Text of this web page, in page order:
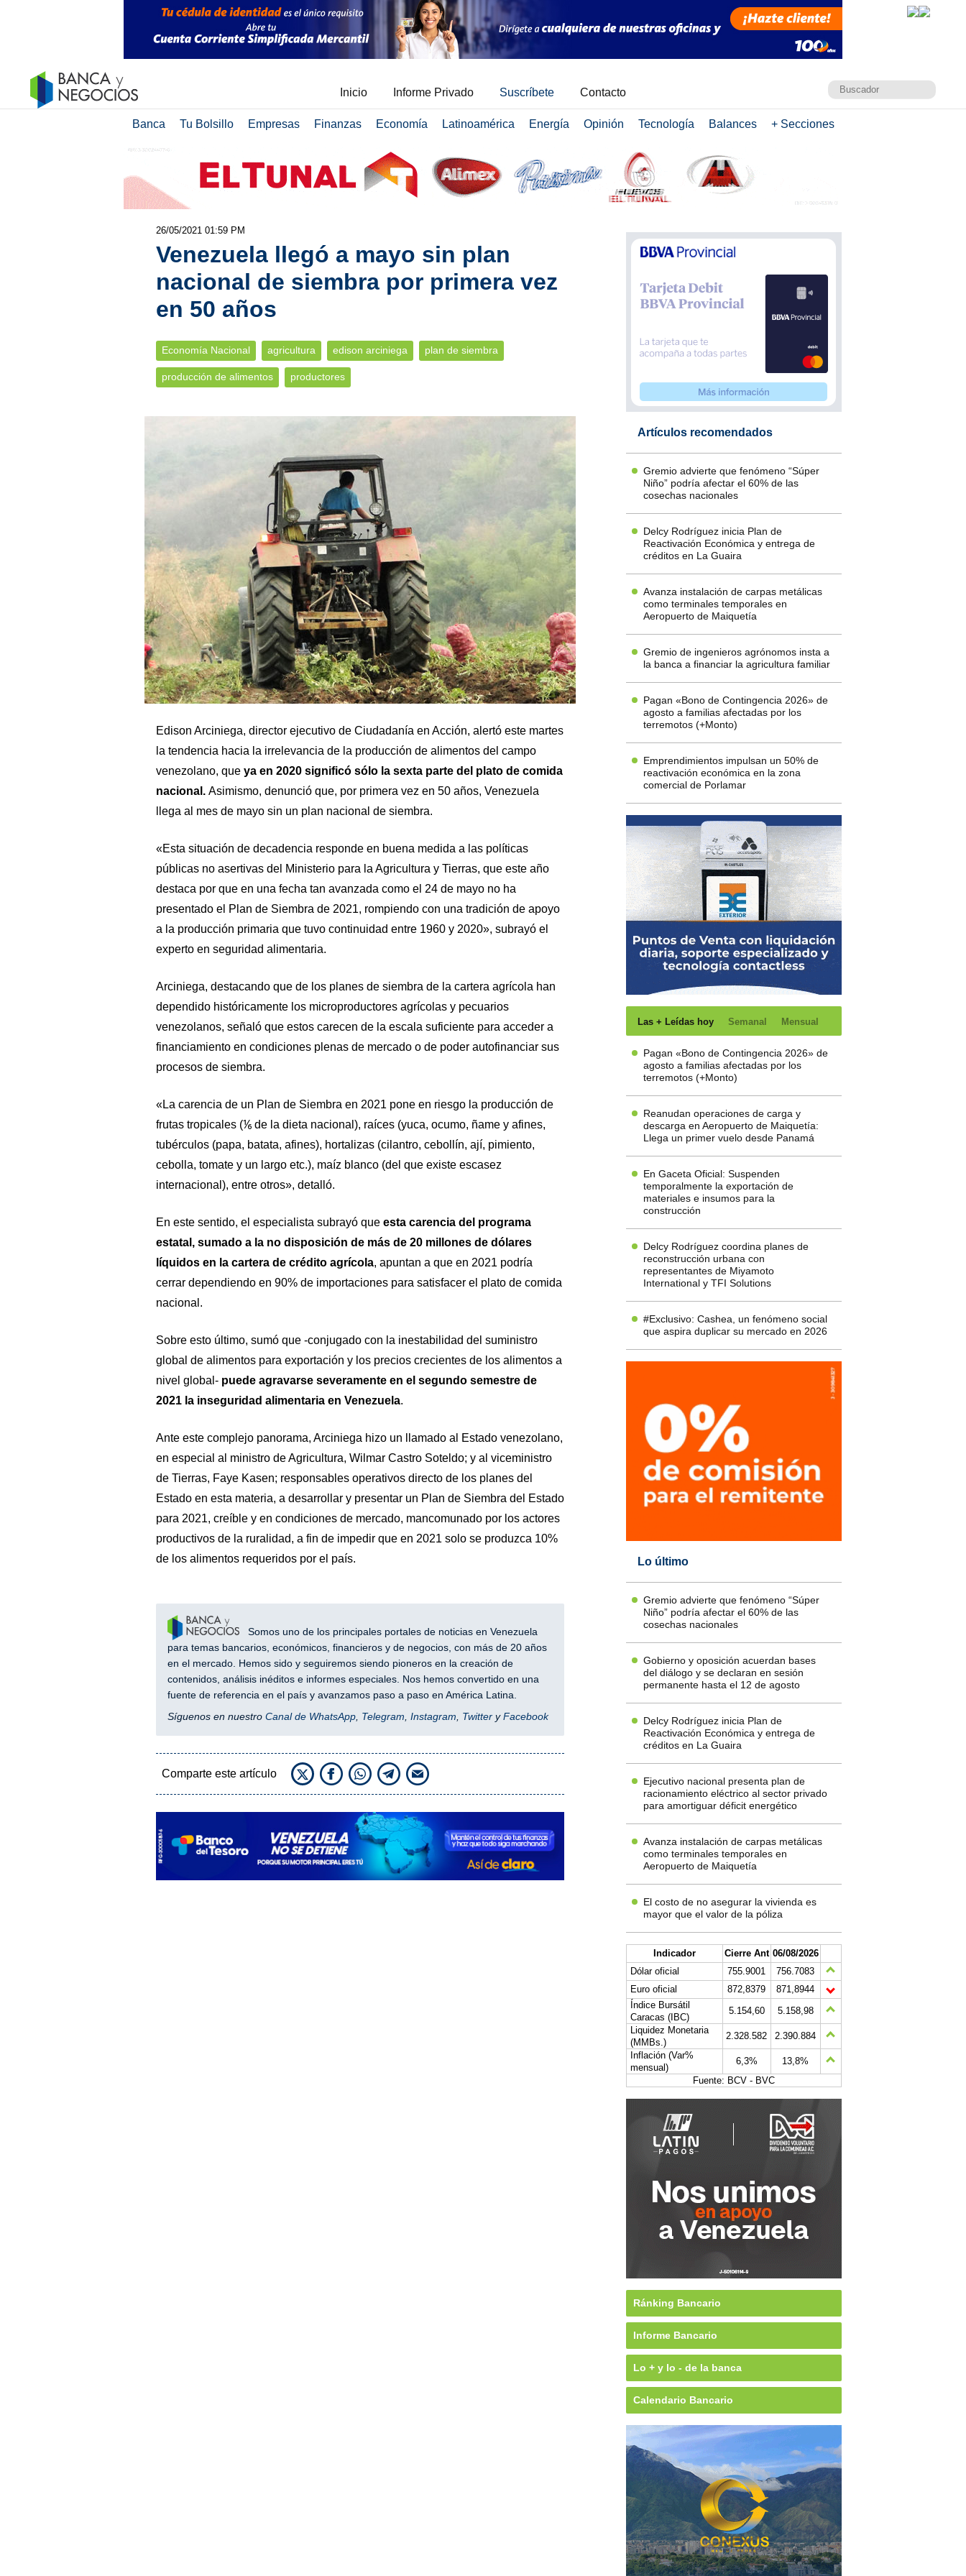
Inicio Informe Privado Suscríbete Contacto
Banca Tu Bolsillo Empresas Finanzas Economía Latinoamérica Energía Opinión Tecnología Balances + Secciones
26/05/2021 01:59 PM
Venezuela llegó a mayo sin plan
nacional de siembra por primera vez
en 50 años
Economía Nacional agricultura edison arciniega plan de siembra
producción de alimentos productores
Edison Arciniega, director ejecutivo de Ciudadanía en Acción, alertó este martes
la tendencia hacia la irrelevancia de la producción de alimentos del campo
venezolano, que ya en 2020 significó sólo la sexta parte del plato de comida
nacional.Asimismo, denunció que, por primera vez en 50 años, Venezuela
llega al mes de mayo sin un plan nacional de siembra.
«Esta situación de decadencia responde en buena medida a las políticas
públicas no asertivas del Ministerio para la Agricultura y Tierras, que este año
destaca por que en una fecha tan avanzada como el 24 de mayo no ha
presentado el Plan de Siembra de 2021, rompiendo con una tradición de apoyo
a la producción primaria que tuvo continuidad entre 1960 y 2020», subrayó el
experto en seguridad alimentaria.
Arciniega, destacando que de los planes de siembra de la cartera agrícola han
dependido históricamente los microproductores agrícolas y pecuarios
venezolanos, señaló que estos carecen de la escala suficiente para acceder a
financiamiento en condiciones plenas de mercado o de poder autofinanciar sus
procesos de siembra.
«La carencia de un Plan de Siembra en 2021 pone en riesgo la producción de
frutas tropicales (⅙ de la dieta nacional), raíces (yuca, ocumo, ñame y afines,
tubérculos (papa, batata, afines), hortalizas (cilantro, cebollín, ají, pimiento,
cebolla, tomate y un largo etc.), maíz blanco (del que existe escasez
internacional), entre otros», detalló.
En este sentido, el especialista subrayó que esta carencia del programa
estatal, sumado a la no disposición de más de 20 millones de dólares
líquidos en la cartera de crédito agrícola, apuntan a que en 2021 podría
cerrar dependiendo en 90% de importaciones para satisfacer el plato de comida
nacional.
Sobre esto último, sumó que -conjugado con la inestabilidad del suministro
global de alimentos para exportación y los precios crecientes de los alimentos a
nivel global- puede agravarse severamente en el segundo semestre de
2021 la inseguridad alimentaria en Venezuela.
Ante este complejo panorama, Arciniega hizo un llamado al Estado venezolano,
en especial al ministro de Agricultura, Wilmar Castro Soteldo; y al viceministro
de Tierras, Faye Kasen; responsables operativos directo de los planes del
Estado en esta materia, a desarrollar y presentar un Plan de Siembra del Estado
para 2021, creíble y en condiciones de mercado, mancomunado por los actores
productivos de la ruralidad, a fin de impedir que en 2021 solo se produzca 10%
de los alimentos requeridos por el país.
Somos uno de los principales portales de noticias en Venezuela
para temas bancarios, económicos, financieros y de negocios, con más de 20 años
en el mercado. Hemos sido y seguiremos siendo pioneros en la creación de
contenidos, análisis inéditos e informes especiales. Nos hemos convertido en una
fuente de referencia en el país y avanzamos paso a paso en América Latina.
Síguenos en nuestro Canal de WhatsApp, Telegram, Instagram, TwitteryFacebook
Comparte este artículo
Artículos recomendados
Gremio advierte que fenómeno “Súper
Niño” podría afectar el 60% de las
cosechas nacionales
Delcy Rodríguez inicia Plan de
Reactivación Económica y entrega de
créditos en La Guaira
Avanza instalación de carpas metálicas
como terminales temporales en
Aeropuerto de Maiquetía
Gremio de ingenieros agrónomos insta a
la banca a financiar la agricultura familiar
Pagan «Bono de Contingencia 2026» de
agosto a familias afectadas por los
terremotos (+Monto)
Emprendimientos impulsan un 50% de
reactivación económica en la zona
comercial de Porlamar
Las + Leídas hoy Semanal Mensual
Pagan «Bono de Contingencia 2026» de
agosto a familias afectadas por los
terremotos (+Monto)
Reanudan operaciones de carga y
descarga en Aeropuerto de Maiquetía:
Llega un primer vuelo desde Panamá
En Gaceta Oficial: Suspenden
temporalmente la exportación de
materiales e insumos para la
construcción
Delcy Rodríguez coordina planes de
reconstrucción urbana con
representantes de Miyamoto
International y TFI Solutions
#Exclusivo: Cashea, un fenómeno social
que aspira duplicar su mercado en 2026
Lo último
Gremio advierte que fenómeno “Súper
Niño” podría afectar el 60% de las
cosechas nacionales
Gobierno y oposición acuerdan bases
del diálogo y se declaran en sesión
permanente hasta el 12 de agosto
Delcy Rodríguez inicia Plan de
Reactivación Económica y entrega de
créditos en La Guaira
Ejecutivo nacional presenta plan de
racionamiento eléctrico al sector privado
para amortiguar déficit energético
Avanza instalación de carpas metálicas
como terminales temporales en
Aeropuerto de Maiquetía
El costo de no asegurar la vivienda es
mayor que el valor de la póliza
Indicador Cierre Ant 06/08/2026
Dólar oficial
755.9001
756.7083
Euro oficial
872,8379
871,8944
Índice Bursátil
Caracas (IBC)
5.154,60
5.158,98
Liquidez Monetaria
(MMBs.)
2.328.582
2.390.884
Inflación (Var%
mensual)
6,3%
13,8%
Fuente: BCV - BVC
Ránking Bancario
Informe Bancario
Lo + y lo - de la banca
Calendario Bancario